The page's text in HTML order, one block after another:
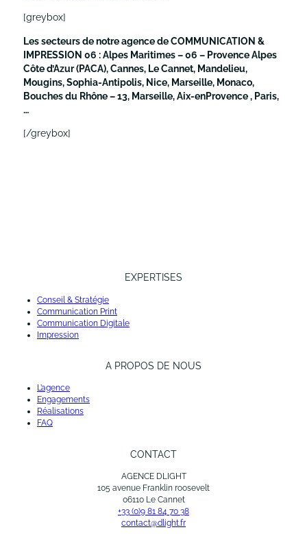
[greybox]
Les secteurs de notre agence de COMMUNICATION &
IMPRESSION 06 :Alpes Maritimes – 06 – Provence Alpes
Côte d’Azur (PACA),Cannes, Le Cannet, Mandelieu,
Mougins, Sophia-Antipolis, Nice, Marseille, Monaco,
Bouches du Rhône – 13, Marseille,Aix-enProvence , Paris,
…
[/greybox]
EXPERTISES
Conseil & Stratégie
Communication Print
Communication Digitale
Impression
A PROPOS DE NOUS
L’agence
Engagements
Réalisations
FAQ
CONTACT
AGENCE DLIGHT
105 avenue Franklin roosevelt
06110 Le Cannet
+33 (0)9 81 84 70 38
contact@dlight.fr